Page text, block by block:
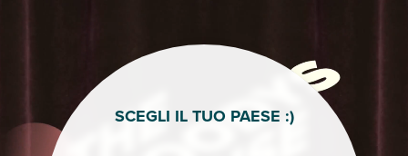
SCEGLI IL TUO PAESE :)